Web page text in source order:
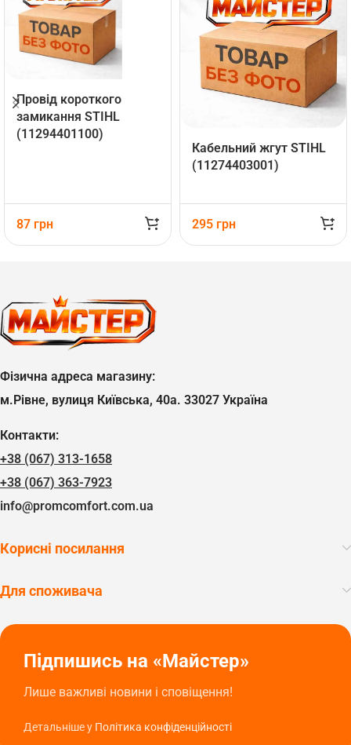
Провід короткого
замикання STIHL
(11294401100)
87 грн
Кабельний жгут STIHL
(11274403001)
295 грн
Фізична адреса магазину:
м.Рівне, вулиця Київська, 40а. 33027 Україна
Контакти:
+38 (067) 313-1658
+38 (067) 363-7923
info@promcomfort.com.ua
Корисні посилання
Для споживача
Підпишись на «Майстер»
Лише важливі новини і сповіщення!
Детальніше у Політика конфіденційності